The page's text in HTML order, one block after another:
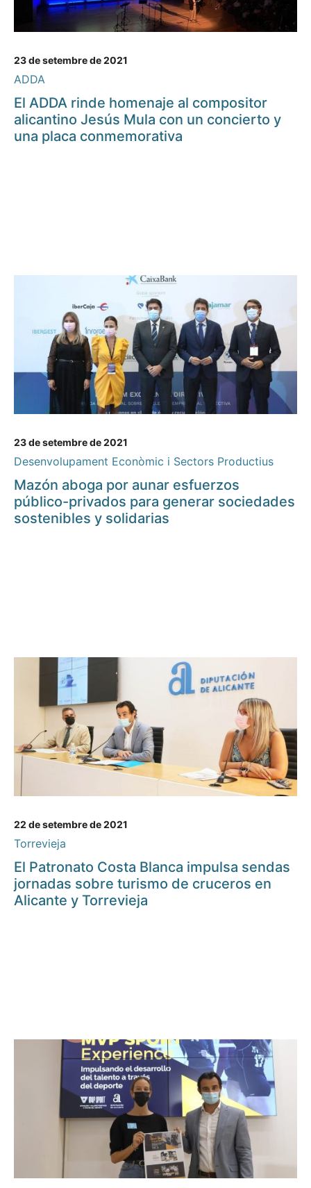
23 de setembre de 2021
ADDA
El ADDA rinde homenaje al compositor
alicantino Jesús Mula con un concierto y
una placa conmemorativa
23 de setembre de 2021
Desenvolupament Econòmic i Sectors Productius
Mazón aboga por aunar esfuerzos
público-privados para generar sociedades
sostenibles y solidarias
22 de setembre de 2021
Torrevieja
El Patronato Costa Blanca impulsa sendas
jornadas sobre turismo de cruceros en
Alicante y Torrevieja